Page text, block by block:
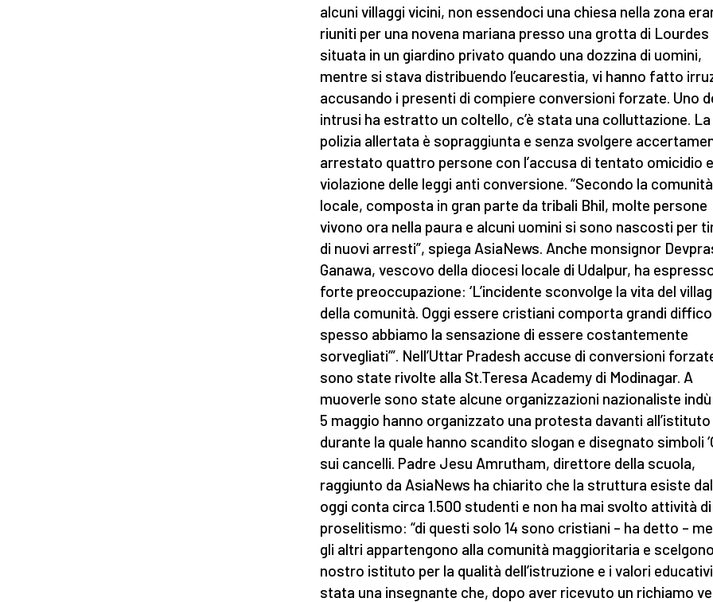
alcuni villaggi vicini, non essendoci una chiesa nella zona
riuniti per una novena mariana presso una grotta di Lourdes
situata in un giardino privato quando una dozzina di uomini,
mentre si stava distribuendo l’eucarestia, vi hanno fatto
accusando i presenti di compiere conversioni forzate. Uno
intrusi ha estratto un coltello, c’è stata una colluttazione. La
polizia allertata è sopraggiunta e senza svolgere
arrestato quattro persone con l’accusa di tentato omicidio e
violazione delle leggi anti conversione. “Secondo la comunità
locale, composta in gran parte da tribali Bhil, molte persone
vivono ora nella paura e alcuni uomini si sono nascosti per
di nuovi arresti”, spiega AsiaNews. Anche monsignor
Ganawa, vescovo della diocesi locale di Udalpur, ha
forte preoccupazione: ‘L’incidente sconvolge la vita del
della comunità. Oggi essere cristiani comporta grandi
spesso abbiamo la sensazione di essere costantemente
sorvegliati’”. Nell’Uttar Pradesh accuse di conversioni
sono state rivolte alla St.Teresa Academy di Modinagar. A
muoverle sono state alcune organizzazioni nazionaliste
5 maggio hanno organizzato una protesta davanti all’istituto
durante la quale hanno scandito slogan e disegnato simboli
sui cancelli. Padre Jesu Amrutham, direttore della scuola,
raggiunto da AsiaNews ha chiarito che la struttura esiste dal
oggi conta circa 1.500 studenti e non ha mai svolto attività di
proselitismo: “di questi solo 14 sono cristiani – ha detto –
gli altri appartengono alla comunità maggioritaria e
nostro istituto per la qualità dell’istruzione e i valori
stata una insegnante che, dopo aver ricevuto un richiamo